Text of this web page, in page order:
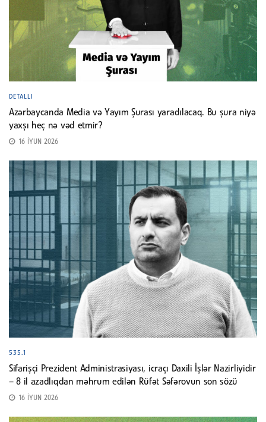
DETALLI
Azərbaycanda Media və Yayım Şurası yaradılacaq. Bu şura niyə
yaxşı heç nə vəd etmir?
16 İYUN 2026
535.1
Sifarişçi Prezident Administrasiyası, icraçı Daxili İşlər Nazirliyidir
– 8 il azadlıqdan məhrum edilən Rüfət Səfərovun son sözü
16 İYUN 2026